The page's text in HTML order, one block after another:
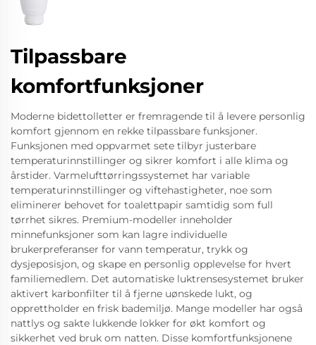
Tilpassbare
komfortfunksjoner
Moderne bidettolletter er fremragende til å levere personlig
komfort gjennom en rekke tilpassbare funksjoner.
Funksjonen med oppvarmet sete tilbyr justerbare
temperaturinnstillinger og sikrer komfort i alle klima og
årstider. Varmelufttørringssystemet har variable
temperaturinnstillinger og viftehastigheter, noe som
eliminerer behovet for toalettpapir samtidig som full
tørrhet sikres. Premium-modeller inneholder
minnefunksjoner som kan lagre individuelle
brukerpreferanser for vann temperatur, trykk og
dysjeposisjon, og skape en personlig opplevelse for hvert
familiemedlem. Det automatiske luktrensesystemet bruker
aktivert karbonfilter til å fjerne uønskede lukt, og
opprettholder en frisk bademiljø. Mange modeller har også
nattlys og sakte lukkende lokker for økt komfort og
sikkerhet ved bruk om natten. Disse komfortfunksjonene